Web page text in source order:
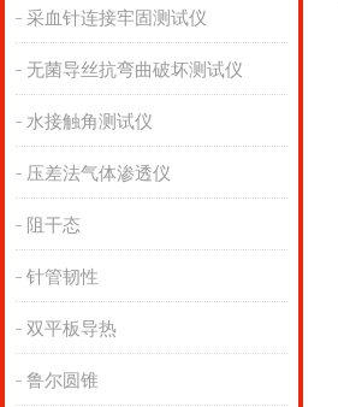
采血针连接牢固测试仪
无菌导丝抗弯曲破坏测试仪
水接触角测试仪
压差法气体渗透仪
阻干态
针管韧性
双平板导热
鲁尔圆锥